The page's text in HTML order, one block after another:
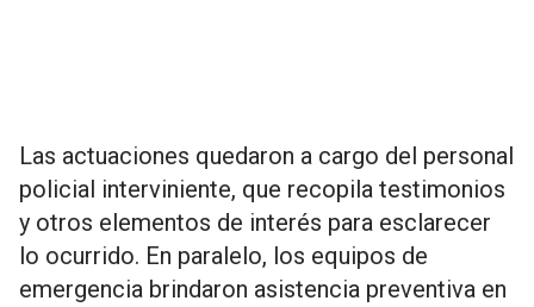
Las actuaciones quedaron a cargo del personal
policial interviniente, que recopila testimonios
y otros elementos de interés para esclarecer
lo ocurrido. En paralelo, los equipos de
emergencia brindaron asistencia preventiva en